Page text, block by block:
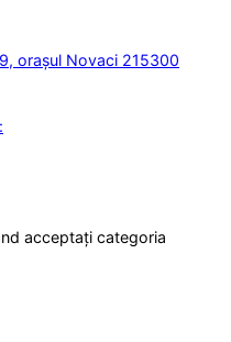
orașul Novaci 215300
acceptați categoria